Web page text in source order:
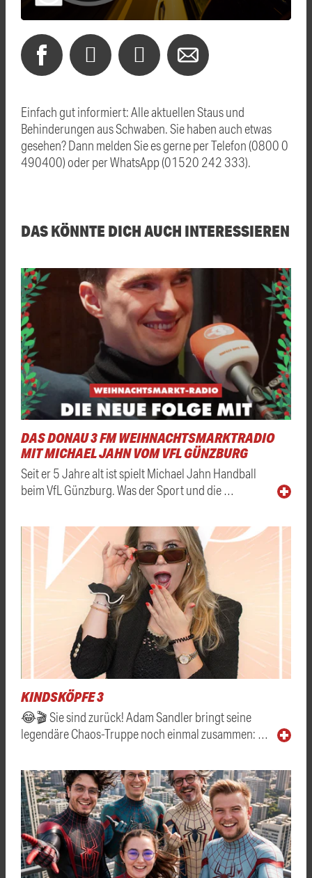
Einfach gut informiert: Alle aktuellen Staus und
Behinderungen aus Schwaben. Sie haben auch etwas
gesehen? Dann melden Sie es gerne per Telefon (0800 0
490400) oder per WhatsApp (01520 242 333).
DAS KÖNNTE DICH AUCH INTERESSIEREN
DAS DONAU 3 FM WEIHNACHTSMARKTRADIO
MIT MICHAEL JAHN VOM VFL GÜNZBURG
Seit er 5 Jahre alt ist spielt Michael Jahn Handball
beim VfL Günzburg. Was der Sport und die …
KINDSKÖPFE 3
😂🎬 Sie sind zurück! Adam Sandler bringt seine
legendäre Chaos-Truppe noch einmal zusammen: …